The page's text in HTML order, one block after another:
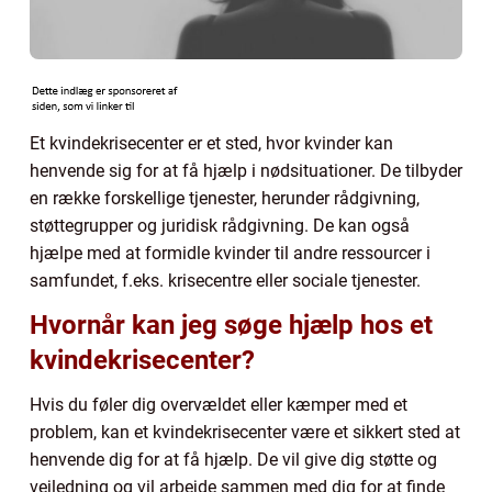
Et kvindekrisecenter er et sted, hvor kvinder kan
henvende sig for at få hjælp i nødsituationer. De tilbyder
en række forskellige tjenester, herunder rådgivning,
støttegrupper og juridisk rådgivning. De kan også
hjælpe med at formidle kvinder til andre ressourcer i
samfundet, f.eks. krisecentre eller sociale tjenester.
Hvornår kan jeg søge hjælp hos et
kvindekrisecenter?
Hvis du føler dig overvældet eller kæmper med et
problem, kan et kvindekrisecenter være et sikkert sted at
henvende dig for at få hjælp. De vil give dig støtte og
vejledning og vil arbejde sammen med dig for at finde